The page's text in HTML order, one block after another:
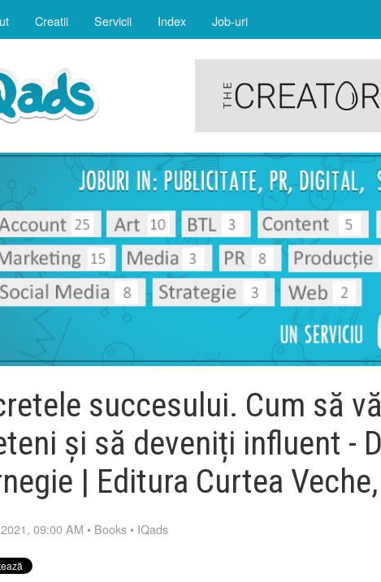
Creatii Servicii Index Job-uri
succesului. Cum să
și să deveniți influent -
| Editura Curtea
09:00 AM • Books • IQads